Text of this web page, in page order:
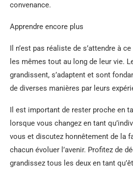
convenance.
Apprendre encore plus
Il n’est pas réaliste de s’attendre à
les mêmes tout au long de leur vie.
grandissent, s’adaptent et sont
de diverses manières par leurs
Il est important de rester proche en
lorsque vous changez en tant
vous et discutez honnêtement de la
chacun évoluer l’avenir. Profitez de
grandissez tous les deux en tant